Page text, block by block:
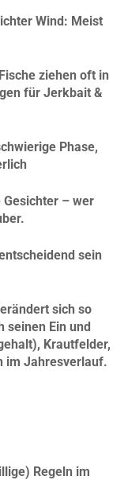
Wind: Meist
ziehen oft in
für Jerkbait &
Phase,
Gesichter – wer
sein
sich so
seinen Ein und
Krautfelder,
im Jahresverlauf.
Regeln im